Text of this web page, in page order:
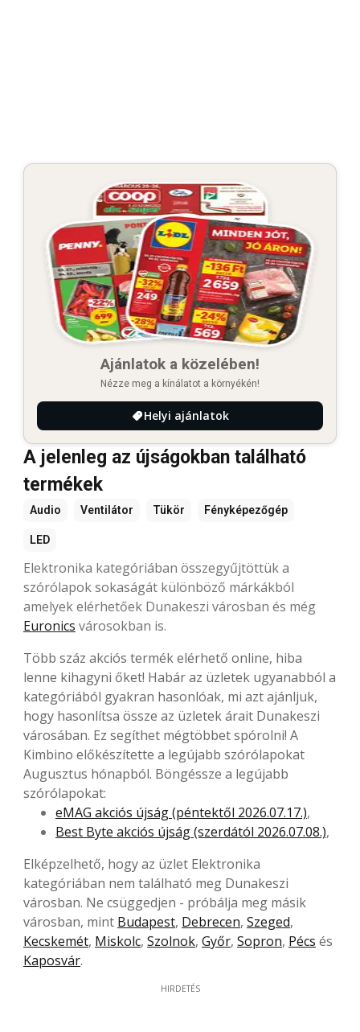
Ajánlatok a közelében!
Nézze meg a kínálatot a környékén!
Helyi ajánlatok
A jelenleg az újságokban található
termékek
Audio Ventilátor Tükör Fényképezőgép
LED
Elektronika kategóriában összegyűjtöttük a
szórólapok sokaságát különböző márkákból
amelyek elérhetőek Dunakeszi városban és még
Euronics városokban is.
Több száz akciós termék elérhető online, hiba
lenne kihagyni őket! Habár az üzletek ugyanabból a
kategóriából gyakran hasonlóak, mi azt ajánljuk,
hogy hasonlítsa össze az üzletek árait Dunakeszi
városában. Ez segíthet mégtöbbet spórolni! A
Kimbino előkészítette a legújabb szórólapokat
Augusztus hónapból. Böngéssze a legújabb
szórólapokat:
eMAG akciós újság (péntektől 2026.07.17.),
Best Byte akciós újság (szerdától 2026.07.08.),
Elképzelhető, hogy az üzlet Elektronika
kategóriában nem található meg Dunakeszi
városban. Ne csüggedjen - próbálja meg másik
városban, mint Budapest, Debrecen, Szeged,
Kecskemét, Miskolc, Szolnok, Győr, Sopron, Pécs és
Kaposvár.
HIRDETÉS